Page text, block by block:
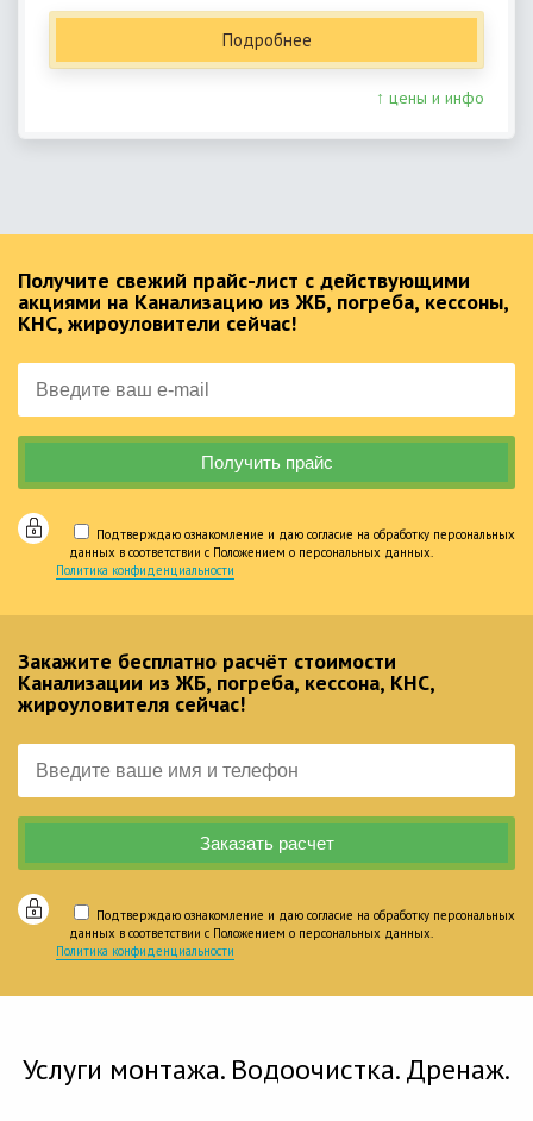
Подробнее
↑ цены и инфо
Получите свежий прайс-лист с действующими
акциями на Канализацию из ЖБ, погреба, кессоны,
КНС, жироуловители сейчас!
Подтверждаю ознакомление и даю согласие на обработку персональных
данных в соответствии с Положением о персональных данных.
Политика конфиденциальности
Закажите бесплатно расчёт стоимости
Канализации из ЖБ, погреба, кессона, КНС,
жироуловителя сейчас!
Подтверждаю ознакомление и даю согласие на обработку персональных
данных в соответствии с Положением о персональных данных.
Политика конфиденциальности
Услуги монтажа. Водоочистка. Дренаж.